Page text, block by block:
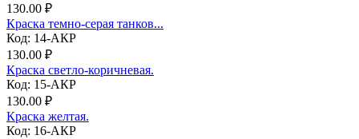
130.00 ₽
Краска темно-серая танков...
Код: 14-АКР
130.00 ₽
Краска светло-коричневая.
Код: 15-АКР
130.00 ₽
Краска желтая.
Код: 16-АКР